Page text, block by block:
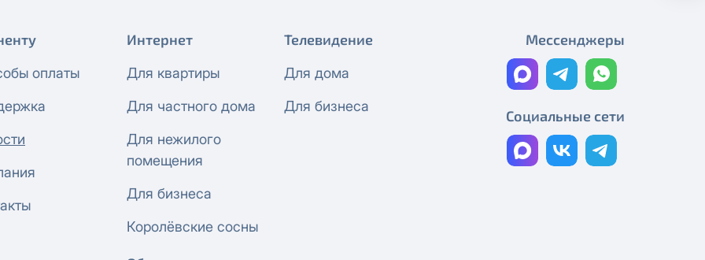
Изменения в составе ТВ-
Новая стоимость онлайн-
кинотеатра PREMIER
Изменения в телеканалах
оплаты
Интернет
Для квартиры
Для частного дома
Для нежилого
помещения
Для бизнеса
Королёвские сосны
Телевидение
Для дома
Для бизнеса
Мессенджеры
Социальные сети